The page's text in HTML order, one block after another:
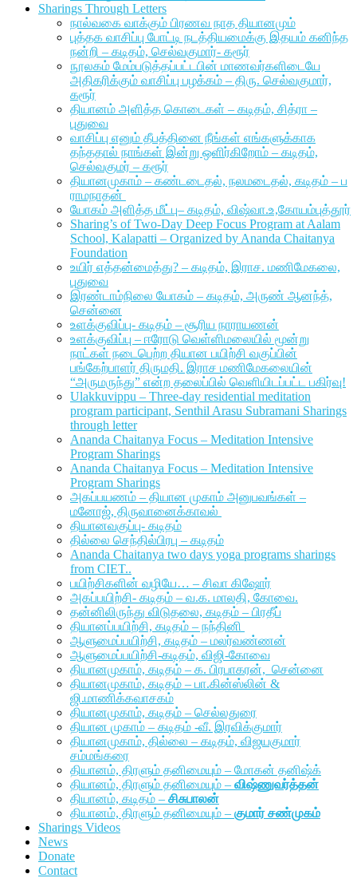
Sharings Through Letters
நால்வகை வாக்கும் பிரணவ நாத தியானமும்
புத்தக வாசிப்பு போட்டி நடத்தியமைக்கு இதயம் கனிந்த
நன்றி – கடிதம், செல்வகுமார்- கரூர்
நூலகம் மேம்படுத்தப்பட்டபின் மாணவர்களிடையே
அதிகரிக்கும் வாசிப்பு பழக்கம் – திரு. செல்வகுமார்,
கரூர்
தியானம் அளித்த கொடைகள் – கடிதம், சித்ரா –
புதுவை
வாசிப்பு எனும் தீபத்தினை நீங்கள் எங்களுக்காக
தந்ததால் நாங்கள் இன்று ஒளிர்கிறோம் – கடிதம்,
செல்வகுமர் – கரூர்
தியானமுகாம் – கண்டடைதல், நலமடைதல், கடிதம் – ப
ராமநாதன்
யோகம் அளித்த மீட்பு– கடிதம், விஷ்வா.உ,கோயம்புத்தூர்
Sharing’s of Two-Day Deep Focus Program at Aalam
School, Kalapatti – Organized by Ananda Chaitanya
Foundation
உயிர் எத்தன்மைத்து? – கடிதம், இராச. மணிமேகலை,
புதுவை
இரண்டாம்நிலை யோகம் – கடிதம், அருண் ஆனந்த்,
சென்னை
உளக்குவிப்பு- கடிதம் – சூரிய நாராயணன்
உளக்குவிப்பு – ஈரோடு வெள்ளிமலையில் மூன்று
நாட்கள் நடைபெற்ற தியான பயிற்சி வகுப்பின்
பங்கேற்பாளர் திருமதி. இராச மணிமேகலையின்
“அருமருந்து” என்ற தலைப்பில் வெளியிடப்பட்ட பகிர்வு!
Ulakkuvippu – Three-day residential meditation
program participant, Senthil Arasu Subramani Sharings
through letter
Ananda Chaitanya Focus – Meditation Intensive
Program Sharings
Ananda Chaitanya Focus – Meditation Intensive
Program Sharings
அகப்பயணம் – தியான முகாம் அனுபவங்கள் –
மனோஜ், திருவானைக்காவல்
தியானவகுப்பு- கடிதம்
தில்லை செந்தில்பிரபு – கடிதம்
Ananda Chaitanya two days yoga programs sharings
from CIET..
பயிற்சிகளின் வழியே… – சிவா கிஷோர்
அகப்பயிற்சி- கடிதம் – வ.க. மாலதி, கோவை.
தன்னிலிருந்து விடுதலை, கடிதம் – பிரதீப்
தியானப்பயிற்சி, கடிதம் – நந்தினி
ஆளுமைப்பயிற்சி, கடிதம் – மலர்வண்ணன்
ஆளுமைப்பயிற்சி-கடிதம், விஜி-கோவை
தியானமுகாம், கடிதம் – க. பிரபாகரன், சென்னை
தியானமுகாம், கடிதம் – பா.கின்ஸ்லின் &
ஜி.மாணிக்கவாசகம்
தியானமுகாம், கடிதம் – செல்லதுரை
தியான முகாம் – கடிதம் -வீ. இரவிக்குமார்
தியானமுகாம், தில்லை – கடிதம், விஜயகுமார்
சம்மங்கரை
தியானம், திரளும் தனிமையும் – மோகன் தனிஷ்க்
தியானம், திரளும் தனிமையும் – விஷ்ணுவர்த்தன்
தியானம், கடிதம் – சிசுபாலன்
தியானம், திரளும் தனிமையும் – குமார் சண்முகம்
Sharings Videos
News
Donate
Contact